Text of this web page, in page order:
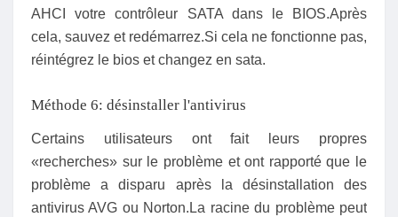
AHCI votre contrôleur SATA dans le BIOS.Après
cela, sauvez et redémarrez.Si cela ne fonctionne pas,
réintégrez le bios et changez en sata.
Méthode 6: désinstaller l'antivirus
Certains utilisateurs ont fait leurs propres
«recherches» sur le problème et ont rapporté que le
problème a disparu après la désinstallation des
antivirus AVG ou Norton.La racine du problème peut